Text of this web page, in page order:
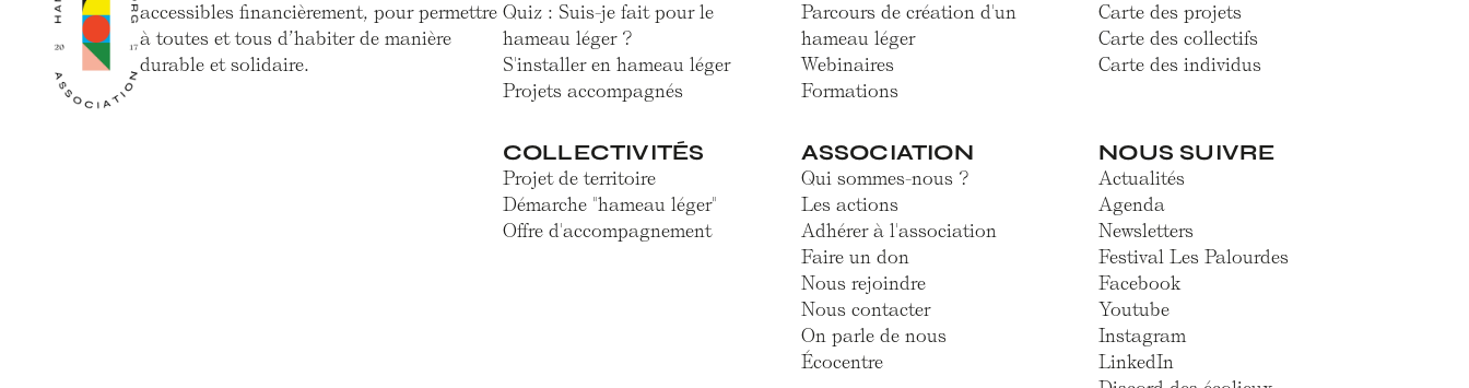
accessibles financièrement, pour permettre
à toutes et tous d’habiter de manière
durable et solidaire.
Quiz : Suis-je fait pour le
hameau léger ?
S'installer en hameau léger
Projets accompagnés
Parcours de création d'un
hameau léger
Webinaires
Formations
Carte des projets
Carte des collectifs
Carte des individus
COLLECTIVITÉS
Projet de territoire
Démarche "hameau léger"
Offre d'accompagnement
ASSOCIATION
Qui sommes-nous ?
Les actions
Adhérer à l'association
Faire un don
Nous rejoindre
Nous contacter
On parle de nous
Écocentre
NOUS SUIVRE
Actualités
Agenda
Newsletters
Festival Les Palourdes
Facebook
Youtube
Instagram
LinkedIn